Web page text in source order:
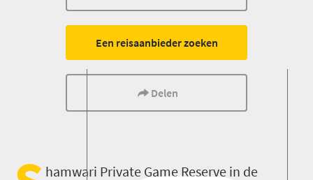
Een reisaanbieder zoeken
Delen
hamwari Private Game Reserve in de